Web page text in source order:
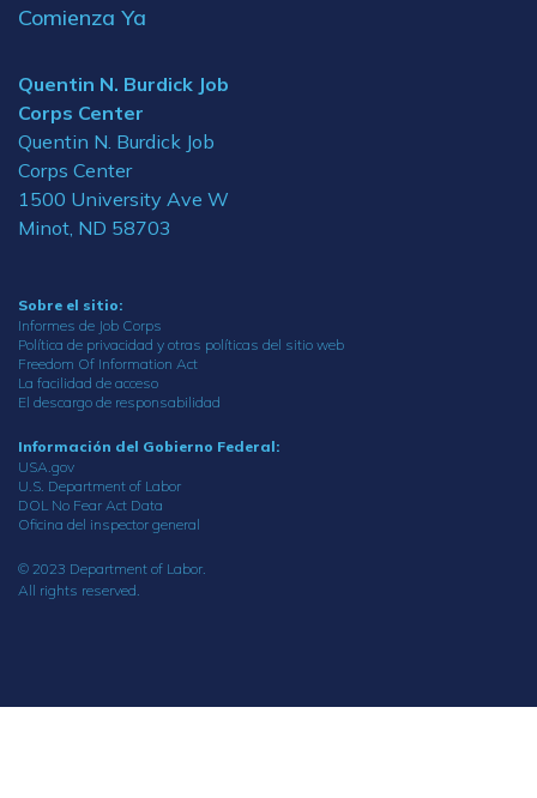
Comienza Ya
Quentin N. Burdick Job
Corps Center
Quentin N. Burdick Job
Corps Center
1500 University Ave W
Minot, ND 58703
Sobre el sitio:
Informes de Job Corps
Política de privacidad y otras políticas del sitio web
Freedom Of Information Act
La facilidad de acceso
El descargo de responsabilidad
Información del Gobierno Federal:
USA.gov
U.S. Department of Labor
DOL No Fear Act Data
Oficina del inspector general
© 2023 Department of Labor.
All rights reserved.